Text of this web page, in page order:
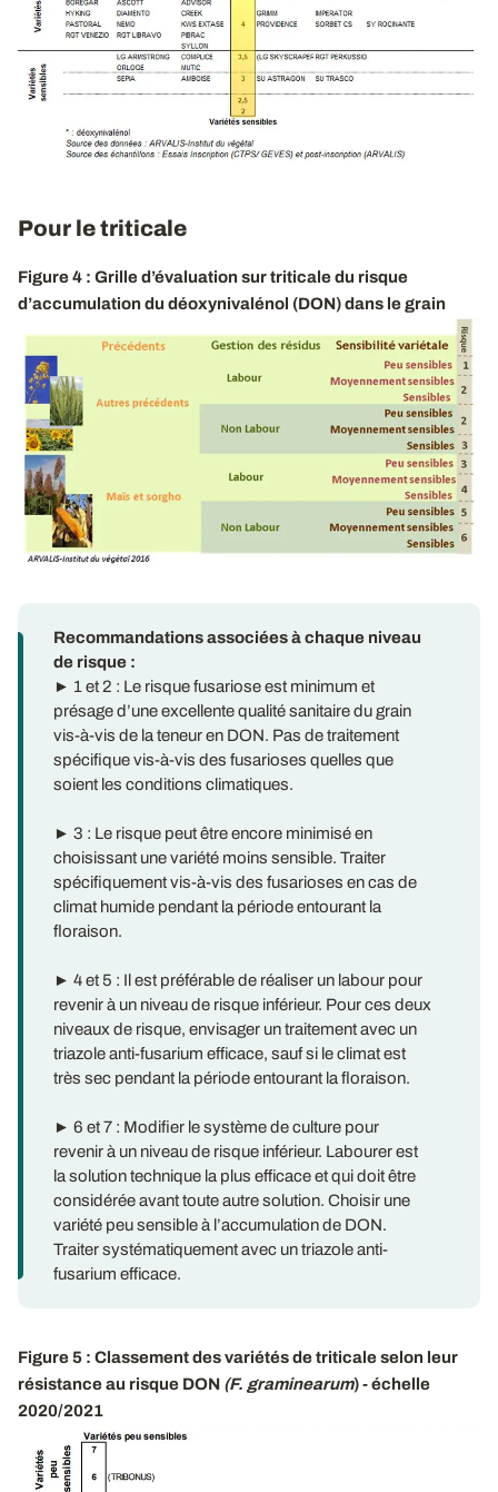
Pour le triticale
Figure 4 : Grille d’évaluation sur triticale du risque
d’accumulation du déoxynivalénol (DON) dans le grain
Recommandations associées à chaque niveau
de risque :
► 1 et 2 : Le risque fusariose est minimum et
présage d’une excellente qualité sanitaire du grain
vis-à-vis de la teneur en DON. Pas de traitement
spécifique vis-à-vis des fusarioses quelles que
soient les conditions climatiques.
► 3 : Le risque peut être encore minimisé en
choisissant une variété moins sensible. Traiter
spécifiquement vis-à-vis des fusarioses en cas de
climat humide pendant la période entourant la
floraison.
► 4 et 5 : Il est préférable de réaliser un labour pour
revenir à un niveau de risque inférieur. Pour ces deux
niveaux de risque, envisager un traitement avec un
triazole anti-fusarium efficace, sauf si le climat est
très sec pendant la période entourant la floraison.
► 6 et 7 : Modifier le système de culture pour
revenir à un niveau de risque inférieur. Labourer est
la solution technique la plus efficace et qui doit être
considérée avant toute autre solution. Choisir une
variété peu sensible à l’accumulation de DON.
Traiter systématiquement avec un triazole anti-
fusarium efficace.
Figure 5 : Classement des variétés de triticale selon leur
résistance au risque DON (F. graminearum) - échelle
2020/2021